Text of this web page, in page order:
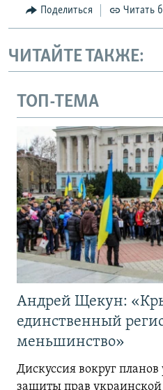
Поделиться Читать
ЧИТАЙТЕ ТАКЖЕ:
ТОП-ТЕМА
Андрей Щекун:
единственный
меньшинство»
Дискуссия вокруг
защиты прав